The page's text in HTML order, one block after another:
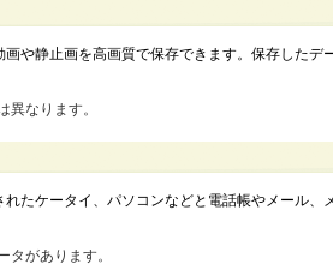
や静止画を高画質で保存できます。保存したデ
異なります。
れたケータイ、パソコンなどと電話帳やメール、
タがあります。